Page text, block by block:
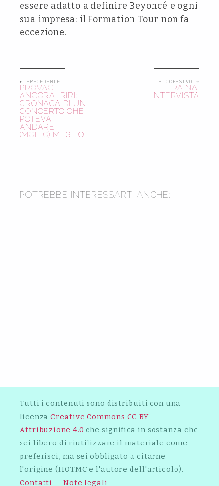
essere adatto a definire Beyoncé e ogni
sua impresa: il Formation Tour non fa
eccezione.
← PRECEDENTE
PROVACI
ANCORA, RIRI:
CRONACA DI UN
CONCERTO CHE
POTEVA
ANDARE
(MOLTO) MEGLIO
SUCCESSIVO →
RAINA:
L’INTERVISTA
POTREBBE INTERESSARTI ANCHE:
2015
2014
Tutti i contenuti sono distribuiti con una
licenzaCreative Commons CC BY -
Attribuzione 4.0 che significa in sostanza che
sei libero di riutilizzare il materiale come
preferisci, ma sei obbligato a citarne
l'origine (HOTMC e l'autore dell'articolo).
Contatti — Note legali